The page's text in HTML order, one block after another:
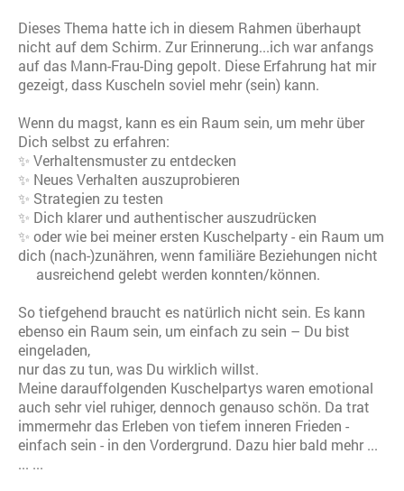
Dieses Thema hatte ich in diesem Rahmen überhaupt
nicht auf dem Schirm. Zur Erinnerung...ich war anfangs
auf das Mann-Frau-Ding gepolt. Diese Erfahrung hat mir
gezeigt, dass Kuscheln soviel mehr (sein) kann.
Wenn du magst, kann es ein Raum sein, um mehr über
Dich selbst zu erfahren:
✨ Verhaltensmuster zu entdecken
✨ Neues Verhalten auszuprobieren
✨ Strategien zu testen
✨ Dich klarer und authentischer auszudrücken
✨ oder wie bei meiner ersten Kuschelparty - ein Raum um
dich (nach-)zunähren, wenn familiäre Beziehungen nicht
ausreichend gelebt werden konnten/können.
So tiefgehend braucht es natürlich nicht sein. Es kann
ebenso ein Raum sein, um einfach zu sein – Du bist
eingeladen,
nur das zu tun, was Du wirklich willst.
Meine darauffolgenden Kuschelpartys waren emotional
auch sehr viel ruhiger, dennoch genauso schön. Da trat
immermehr das Erleben von tiefem inneren Frieden -
einfach sein - in den Vordergrund. Dazu hier bald mehr ...
... ...